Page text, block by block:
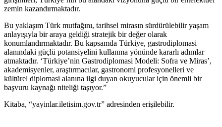
zemin kazandırmaktadır.
Bu yaklaşım Türk mutfağını, tarihsel mirasın sürdürülebilir yaşam
anlayışıyla bir araya geldiği stratejik bir değer olarak
konumlandırmaktadır. Bu kapsamda Türkiye, gastrodiplomasi
alanındaki güçlü potansiyelini kullanma yönünde kararlı adımlar
atmaktadır. ‘Türkiye’nin Gastrodiplomasi Modeli: Sofra ve Miras’,
akademisyenler, araştırmacılar, gastronomi profesyonelleri ve
kültürel diplomasi alanına ilgi duyan okuyucular için önemli bir
başvuru kaynağı niteliği taşıyor.”
Kitaba, “yayinlar.iletisim.gov.tr” adresinden erişilebilir.